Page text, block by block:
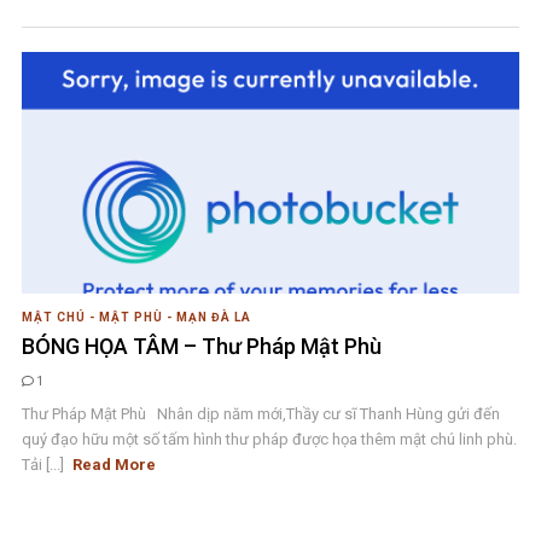
MẬT CHÚ - MẬT PHÙ - MẠN ĐÀ LA
BÓNG HỌA TÂM – Thư Pháp Mật Phù
1
Thư Pháp Mật Phù Nhân dịp năm mới,Thầy cư sĩ Thanh Hùng gửi đến
quý đạo hữu một số tấm hình thư pháp được họa thêm mật chú linh phù.
Tải [...]
Read More